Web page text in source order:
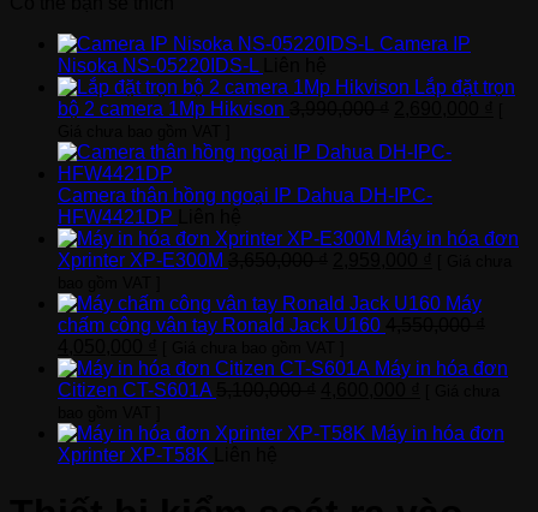
Camera IP
Nisoka NS-05220IDS-L
Lắp đặt trọn
bộ 2 camera 1Mp Hikvison
Camera thân hồng ngoại IP Dahua DH-IPC-
HFW4421DP
Máy in hóa đơn
Xprinter XP-E300M
Máy
chấm công vân tay Ronald Jack U160
Máy in hóa đơn
Citizen CT-S601A
Máy in hóa đơn
Xprinter XP-T58K